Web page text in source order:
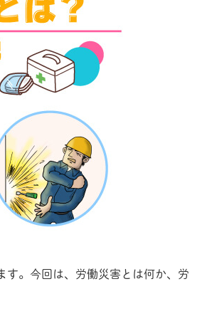
す。今回は、労働災害とは何か、労